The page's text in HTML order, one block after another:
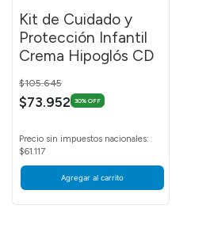
Kit de Cuidado y
Protección Infantil
Crema Hipoglós CD
Price reduced from
$105.645
$73.952 30% OFF
Precio sin impuestos nacionales:
$61.117
Agregar al carrito